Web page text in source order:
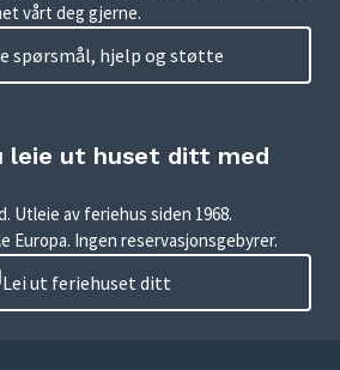
vårt deg gjerne.
spørsmål, hjelp og støtte
leie ut huset ditt med
Utleie av feriehus siden 1968.
Europa. Ingen reservasjonsgebyrer.
Lei ut feriehuset ditt